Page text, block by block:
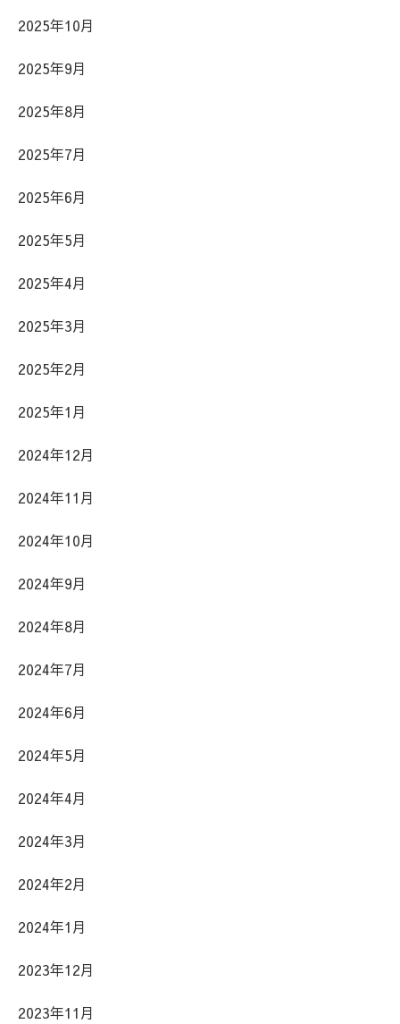
2025年10月
2025年9月
2025年8月
2025年7月
2025年6月
2025年5月
2025年4月
2025年3月
2025年2月
2025年1月
2024年12月
2024年11月
2024年10月
2024年9月
2024年8月
2024年7月
2024年6月
2024年5月
2024年4月
2024年3月
2024年2月
2024年1月
2023年12月
2023年11月